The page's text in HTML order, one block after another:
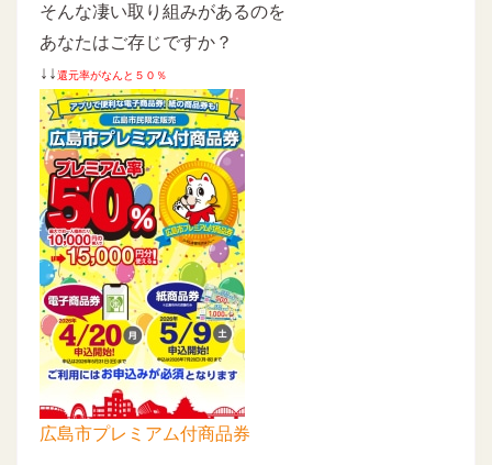
そんな凄い取り組みがあるのを
あなたはご存じですか？
↓↓還元率がなんと５０％
広島市プレミアム付商品券